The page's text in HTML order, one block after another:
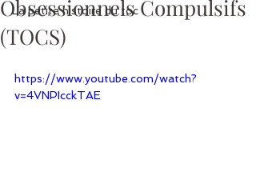
La petite histoire du toc
Obsessionnels Compulsifs
(TOCS)
https://www.youtube.com/watch?
v=4VNPIcckTAE